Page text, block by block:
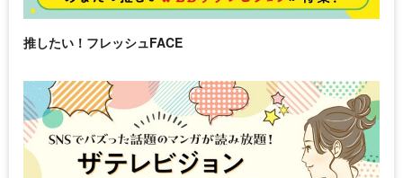
推したい！フレッシュFACE